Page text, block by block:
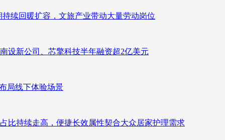
续回暖扩容，文旅产业带动大量劳动岗位
设新公司、芯擎科技半年融资超2亿美元
局线下体验场景
比持续走高，便捷长效属性契合大众居家护理需求